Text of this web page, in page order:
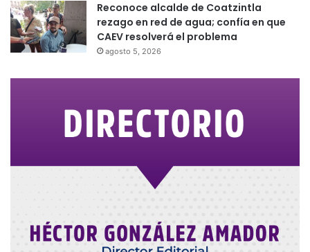
Reconoce alcalde de Coatzintla
rezago en red de agua; confía en que
CAEV resolverá el problema
agosto 5, 2026